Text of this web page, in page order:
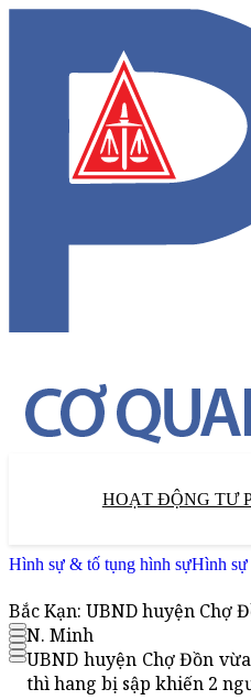
HOẠT ĐỘNG TƯ
Hình sự & tố tụng hình sựHình sự
Bắc Kạn: UBND huyện Chợ
N. Minh
UBND huyện Chợ Đồn
thì hang bị sập khiến 2